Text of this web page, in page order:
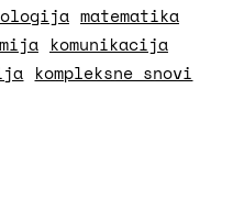
matematika
komunikacija
kompleksne snovi